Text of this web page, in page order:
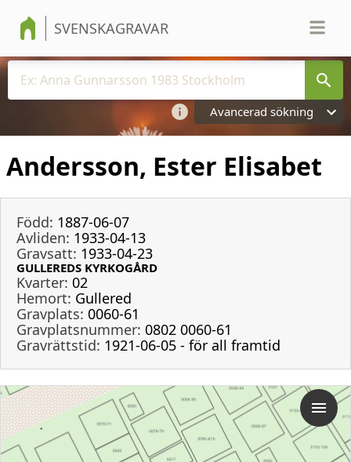
SVENSKAGRAVAR
Avancerad sökning
Andersson, Ester Elisabet
Född: 1887-06-07
Avliden: 1933-04-13
Gravsatt: 1933-04-23
GULLEREDS KYRKOGÅRD
Kvarter: 02
Hemort: Gullered
Gravplats: 0060-61
Gravplatsnummer: 0802 0060-61
Gravrättstid: 1921-06-05 - för all framtid